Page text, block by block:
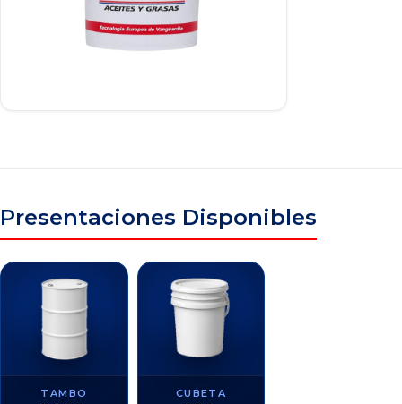
Presentaciones Disponibles
TAMBO CUBETA